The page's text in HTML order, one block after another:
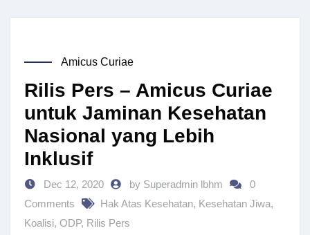
Amicus Curiae
Rilis Pers – Amicus Curiae
untuk Jaminan Kesehatan
Nasional yang Lebih
Inklusif
Dec 12, 2020 by Superadmin lbhm
0
Comments
Hak Atas Kesehatan, Kesehatan Jiwa,
Koalisi, ODP, Rilis Pers